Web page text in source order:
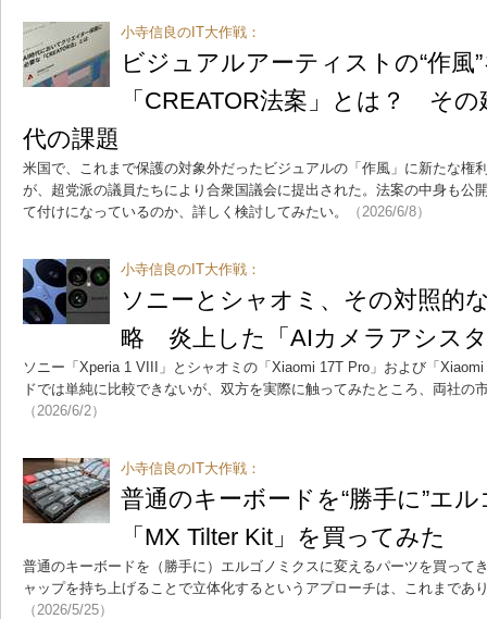
小寺信良のIT大作戦：
ビジュアルアーティストの“作風
「CREATOR法案」とは？ そ
代の課題
米国で、これまで保護の対象外だったビジュアルの「作風」に新たな権
が、超党派の議員たちにより合衆国議会に提出された。法案の中身も公
て付けになっているのか、詳しく検討してみたい。
（2026/6/8）
小寺信良のIT大作戦：
ソニーとシャオミ、その対照的
略 炎上した「AIカメラアシス
ソニー「Xperia 1 VIII」とシャオミの「Xiaomi 17T Pro」および「
ドでは単純に比較できないが、双方を実際に触ってみたところ、両社の
（2026/6/2）
小寺信良のIT大作戦：
普通のキーボードを“勝手に”エ
「MX Tilter Kit」を買ってみた
普通のキーボードを（勝手に）エルゴノミクスに変えるパーツを買って
ャップを持ち上げることで立体化するというアプローチは、これまであ
（2026/5/25）